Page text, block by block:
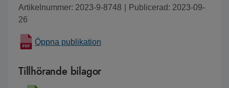
Artikelnummer: 2023-9-8748
Publicerad: 2023-09-
26
Öppna publikation
Tillhörande bilagor